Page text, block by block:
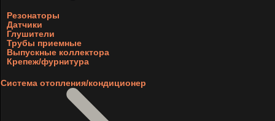
Резонаторы
Датчики
Глушители
Трубы приемные
Выпускные коллектора
Крепеж/фурнитура
Система отопления/кондиционер